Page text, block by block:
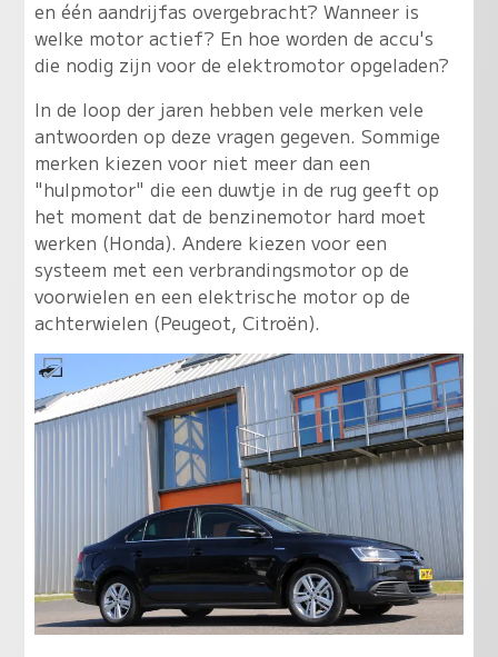
en één aandrijfas overgebracht? Wanneer is
welke motor actief? En hoe worden de accu's
die nodig zijn voor de elektromotor opgeladen?
In de loop der jaren hebben vele merken vele
antwoorden op deze vragen gegeven. Sommige
merken kiezen voor niet meer dan een
"hulpmotor" die een duwtje in de rug geeft op
het moment dat de benzinemotor hard moet
werken (Honda). Andere kiezen voor een
systeem met een verbrandingsmotor op de
voorwielen en een elektrische motor op de
achterwielen (Peugeot, Citroën).